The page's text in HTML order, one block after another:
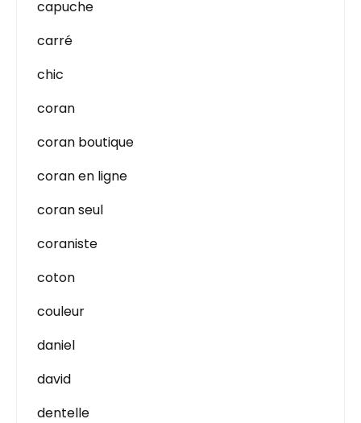
capuche
carré
chic
coran
coran boutique
coran en ligne
coran seul
coraniste
coton
couleur
daniel
david
dentelle